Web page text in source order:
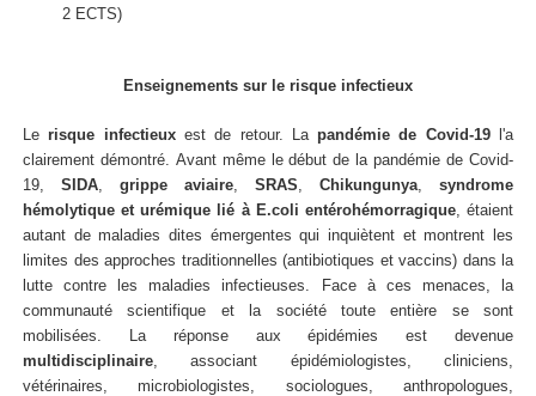
2 ECTS)
Enseignements sur le risque infectieux
Lerisque infectieuxest de retour. Lapandémie de Covid-19l'a
clairement démontré. Avant même le début de la pandémie de Covid-
19, SIDA grippe aviaire SRAS Chikungunya
syndrome
hémolytique et urémique lié à E.coli entérohémorragique, étaient
autant de maladies dites émergentes qui inquiètent et montrent les
limites des approches traditionnelles (antibiotiques et vaccins) dans la
lutte contre les maladies infectieuses. Face à ces menaces, la
communauté scientifique et la société toute entière se sont
mobilisées. La réponse aux épidémies est devenue
multidisciplinaire , associant épidémiologistes, cliniciens,
vétérinaires, microbiologistes, sociologues, anthropologues,